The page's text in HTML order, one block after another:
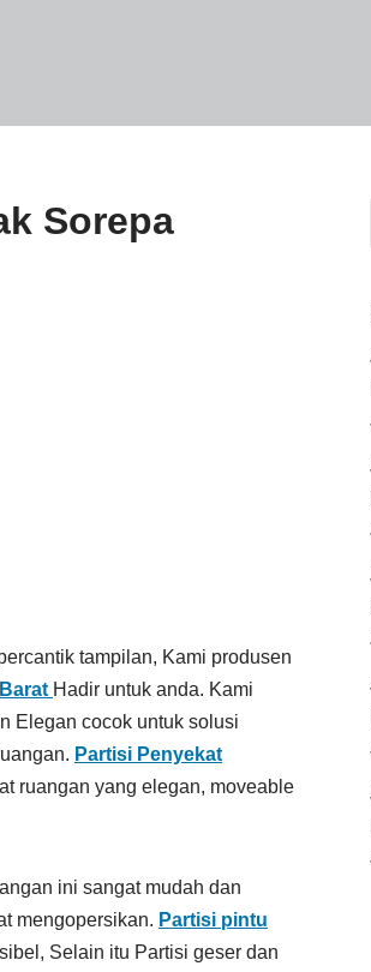
Sorepa
tampilan, Kami produsen
Hadir untuk anda. Kami
Elegan cocok untuk solusi
Partisi Penyekat
ruangan yang elegan, moveable
ini sangat mudah dan
mengopersikan. Partisi pintu
Selain itu Partisi geser dan